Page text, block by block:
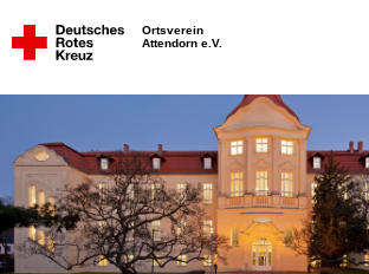
Ortsverein
Attendorn e.V.